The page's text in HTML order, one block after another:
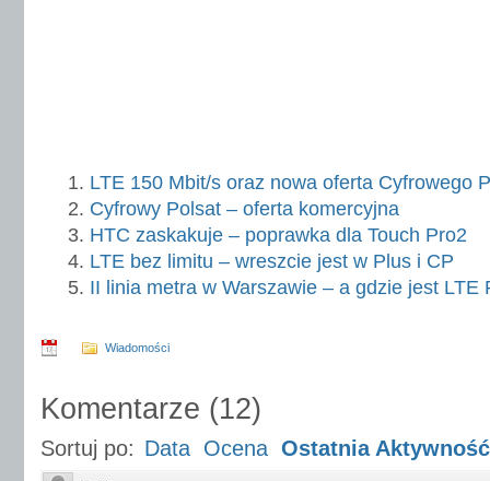
LTE 150 Mbit/s oraz nowa oferta Cyfrowego
Cyfrowy Polsat – oferta komercyjna
HTC zaskakuje – poprawka dla Touch Pro2
LTE bez limitu – wreszcie jest w Plus i CP
II linia metra w Warszawie – a gdzie jest LTE
Wiadomości
Komentarze (12)
Sortuj po: Data Ocena Ostatnia Aktywność